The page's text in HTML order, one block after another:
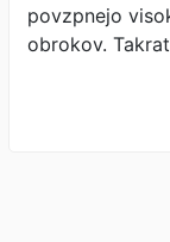
povzpnejo
obrokov.